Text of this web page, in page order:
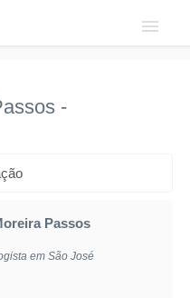
-
Passos
em São José